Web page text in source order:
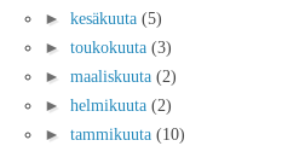
► kesäkuuta (5)
► toukokuuta (3)
► maaliskuuta (2)
► helmikuuta (2)
► tammikuuta (10)